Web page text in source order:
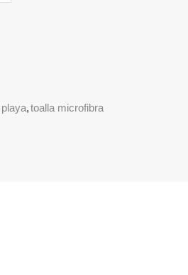
playa,toalla microfibra